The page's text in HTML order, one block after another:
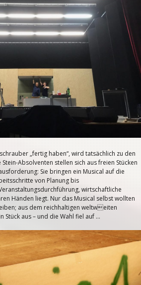
„fertig haben“, wird tatsächlich zu den
Absolventen stellen sich aus freien Stücken
Sie bringen ein Musical auf die
von Planung bis
wirtschaftliche
Händen liegt. Nur das Musical selbst wollten
aus dem reichhaltigen weltweiten
Stück aus – und die Wahl fiel auf …